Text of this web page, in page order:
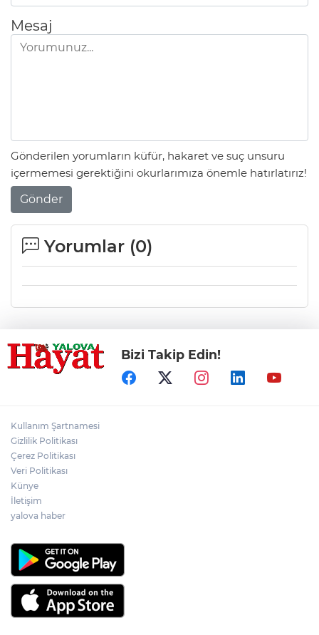
Mesaj
Gönderilen yorumların küfür, hakaret ve suç unsuru
içermemesi gerektiğini okurlarımıza önemle hatırlatırız!
Gönder
Yorumlar (0)
Bizi Takip Edin!
Kullanım Şartnamesi
Gizlilik Politikası
Çerez Politikası
Veri Politikası
Künye
İletişim
yalova haber